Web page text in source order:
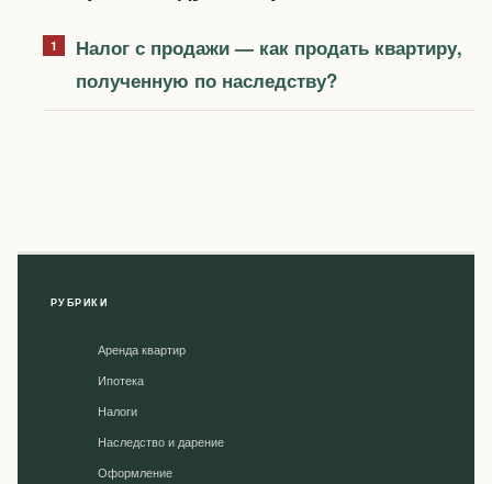
Налог с продажи — как продать квартиру,
полученную по наследству?
РУБРИКИ
Аренда квартир
Ипотека
Налоги
Наследство и дарение
Оформление